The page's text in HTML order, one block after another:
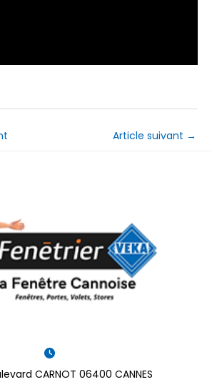
Article suivant →
CARNOT 06400 CANNES